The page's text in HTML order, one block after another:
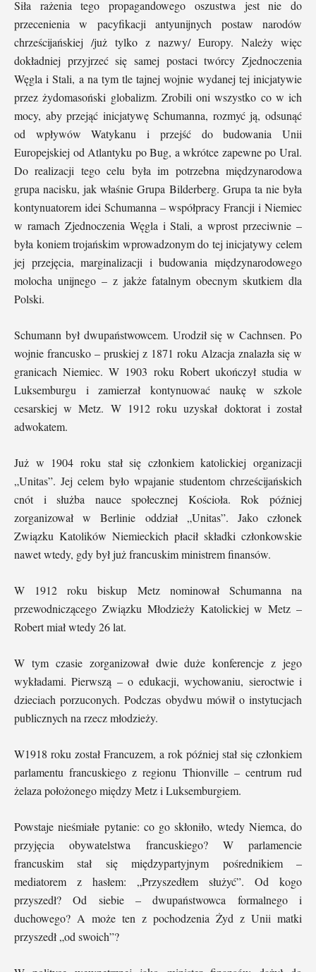
Siła rażenia tego propagandowego oszustwa jest nie do
przecenienia w pacyfikacji antyunijnych postaw narodów
chrześcijańskiej /już tylko z nazwy/ Europy. Należy więc
dokładniej przyjrzeć się samej postaci twórcy Zjednoczenia
Węgla i Stali, a na tym tle tajnej wojnie wydanej tej inicjatywie
przez żydomasoński globalizm. Zrobili oni wszystko co w ich
mocy, aby przejąć inicjatywę Schumanna, rozmyć ją, odsunąć
od wpływów Watykanu i przejść do budowania Unii
Europejskiej od Atlantyku po Bug, a wkrótce zapewne po Ural.
Do realizacji tego celu była im potrzebna międzynarodowa
grupa nacisku, jak właśnie Grupa Bilderberg. Grupa ta nie była
kontynuatorem idei Schumanna – współpracy Francji i Niemiec
w ramach Zjednoczenia Węgla i Stali, a wprost przeciwnie –
była koniem trojańskim wprowadzonym do tej inicjatywy celem
jej przejęcia, marginalizacji i budowania międzynarodowego
molocha unijnego – z jakże fatalnym obecnym skutkiem dla
Polski.
Schumann był dwupaństwowcem. Urodził się w Cachnsen. Po
wojnie francusko – pruskiej z 1871 roku Alzacja znalazła się w
granicach Niemiec. W 1903 roku Robert ukończył studia w
Luksemburgu i zamierzał kontynuować naukę w szkole
cesarskiej w Metz. W 1912 roku uzyskał doktorat i został
adwokatem.
Już w 1904 roku stał się członkiem katolickiej organizacji
„Unitas”. Jej celem było wpajanie studentom chrześcijańskich
cnót i służba nauce społecznej Kościoła. Rok później
zorganizował w Berlinie oddział „Unitas”. Jako członek
Związku Katolików Niemieckich płacił składki członkowskie
nawet wtedy, gdy był już francuskim ministrem finansów.
W 1912 roku biskup Metz nominował Schumanna na
przewodniczącego Związku Młodzieży Katolickiej w Metz –
Robert miał wtedy 26 lat.
W tym czasie zorganizował dwie duże konferencje z jego
wykładami. Pierwszą – o edukacji, wychowaniu, sieroctwie i
dzieciach porzuconych. Podczas obydwu mówił o instytucjach
publicznych na rzecz młodzieży.
W1918 roku został Francuzem, a rok później stał się członkiem
parlamentu francuskiego z regionu Thionville – centrum rud
żelaza położonego między Metz i Luksemburgiem.
Powstaje nieśmiałe pytanie: co go skłoniło, wtedy Niemca, do
przyjęcia obywatelstwa francuskiego? W parlamencie
francuskim stał się międzypartyjnym pośrednikiem –
mediatorem z hasłem: „Przyszedłem służyć”. Od kogo
przyszedł? Od siebie – dwupaństwowca formalnego i
duchowego? A może ten z pochodzenia Żyd z Unii matki
przyszedł „od swoich”?